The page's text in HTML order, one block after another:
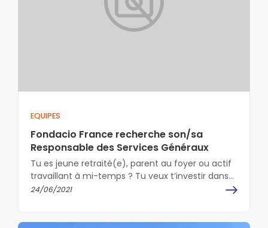
EQUIPES
Fondacio France recherche son/sa
Responsable des Services Généraux
Tu es jeune retraité(e), parent au foyer ou actif
travaillant à mi-temps ? Tu veux t’investir dans
du bénévolat à…
24/06/2021